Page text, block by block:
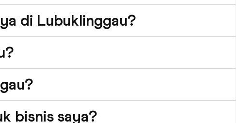
di Lubuklinggau?
bisnis saya?